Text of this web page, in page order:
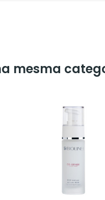
mesma